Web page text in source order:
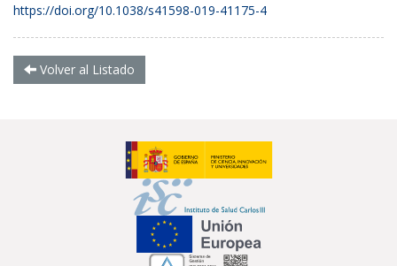
https://doi.org/10.1038/s41598-019-41175-4
Volver al Listado